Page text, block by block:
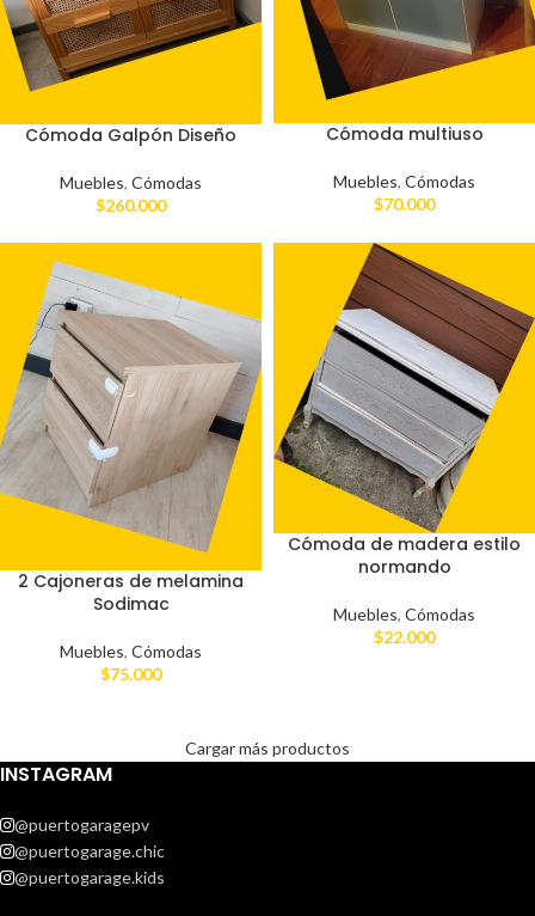
Cómoda Galpón Diseño
Muebles, Cómodas
$260.000
Cómoda multiuso
Muebles, Cómodas
$70.000
2 Cajoneras de melamina
Sodimac
Muebles, Cómodas
$75.000
Cómoda de madera estilo
normando
Muebles, Cómodas
$22.000
Cargar más productos
INSTAGRAM
@puertogaragepv
@puertogarage.chic
@puertogarage.kids